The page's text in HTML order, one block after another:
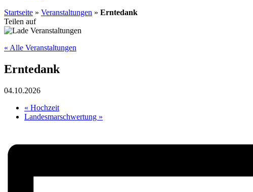
Startseite » Veranstaltungen » Erntedank
Teilen aufTwitter
Facebook
Google+
WhatsApp
« Alle Veranstaltungen
Erntedank
04.10.2026
« Hochzeit
Landesmarschwertung »